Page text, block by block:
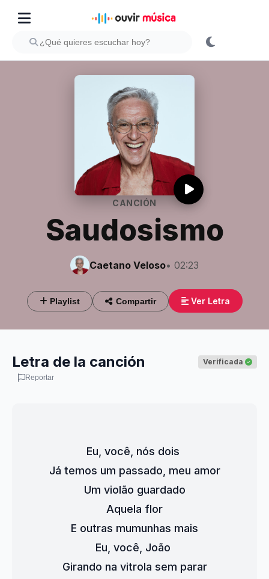
CANCIÓN
Saudosismo
Caetano Veloso• 02:23
Playlist Compartir Ver Letra
Letra de la canción Verificada
Reportar
Eu, você, nós dois
Já temos um passado, meu amor
Um violão guardado
Aquela flor
E outras mumunhas mais
Eu, você, João
Girando na vitrola sem parar